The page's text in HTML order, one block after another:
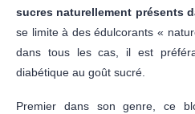
sucres naturellement présents
se limite à des édulcorants «
dans tous les cas, il est
diabétique au goût sucré.
Premier dans son genre, ce